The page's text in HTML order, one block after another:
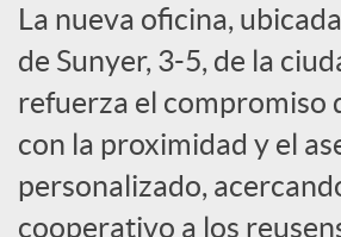
s
S
o
La nueva oficina,
de Sunyer, 3-5, de la
refuerza el compromiso
con la proximidad y el
personalizado,
cooperativo a los